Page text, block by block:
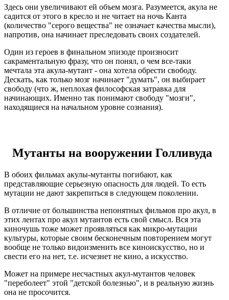
Здесь они увеличивают ей объем мозга. Разумеется, акула не
садится от этого в кресло и не читает на ночь Канта
(количество "серого вещества" не означает качества мысли),
напротив, она начинает преследовать своих создателей.
Один из героев в финальном эпизоде произносит
сакраментальную фразу, что он понял, о чем все-таки
мечтала эта акула-мутант - она хотела обрести свободу.
Дескать, как только мозг начинает "думать", он выбирает
свободу (что ж, неплохая философская затравка для
начинающих. Именно так понимают свободу "мозги",
находящиеся на начальном уровне сознания).
Мутанты на вооружении Голливуда
В обоих фильмах акулы-мутанты погибают, как
представляющие серьезную опасность для людей. То есть
мутации не дают закрепиться в следующем поколении.
В отличие от большинства непонятных фильмов про акул, в
этих лентах про акул мутантов есть свой смысл. Вся эта
киночушь тоже может проявляться как микро-мутации
культуры, которые своим бесконечным повторением могут
вообще не только видоизменить все киноискусство, но и
свести его на нет, т.е. исчезнет не кино, а искусство.
Может на примере несчастных акул-мутантов человек
"переболеет" этой "детской болезнью", и в реальную жизнь
она не просочится.